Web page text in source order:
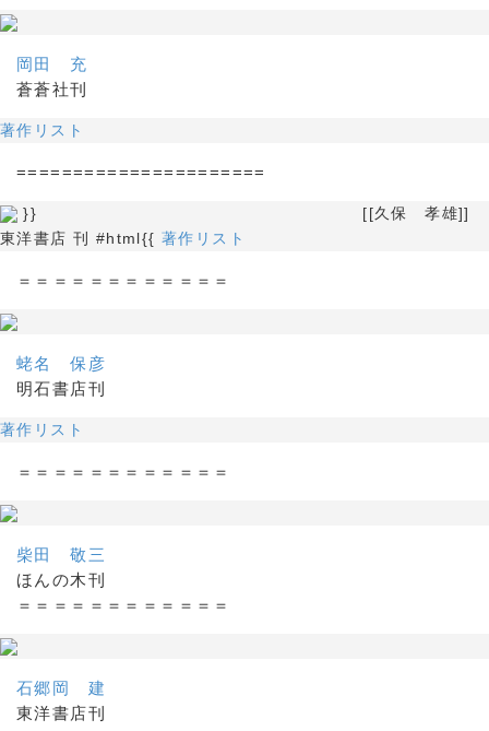
岡田 充
蒼蒼社刊
著作リスト
======================
}} [[久保 孝雄]]
東洋書店 刊 #html{{ 著作リスト
＝＝＝＝＝＝＝＝＝＝＝＝
蛯名 保彦
明石書店刊
著作リスト
＝＝＝＝＝＝＝＝＝＝＝＝
柴田 敬三
ほんの木刊
＝＝＝＝＝＝＝＝＝＝＝＝
石郷岡 建
東洋書店刊